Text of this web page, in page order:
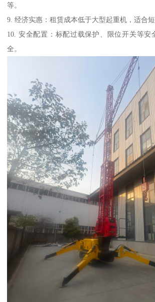
等。
9. 经济实惠：租赁成本低于大型起重机，适合短
10. 安全配置：标配过载保护、限位开关等安
全。